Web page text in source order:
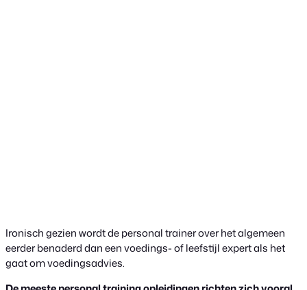
Ironisch gezien wordt de personal trainer over het algemeen
eerder benaderd dan een voedings- of leefstijl expert als het
gaat om voedingsadvies.